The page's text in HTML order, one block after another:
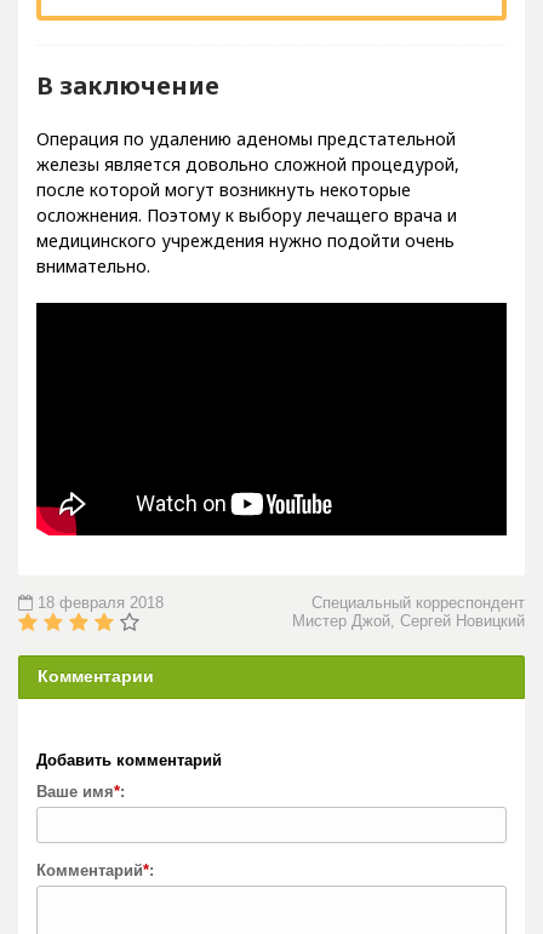
В заключение
Операция по удалению аденомы предстательной
железы является довольно сложной процедурой,
после которой могут возникнуть некоторые
осложнения. Поэтому к выбору лечащего врача и
медицинского учреждения нужно подойти очень
внимательно.
Специальный корреспондент
Мистер Джой, Сергей Новицкий
18 февраля 2018
Комментарии
Добавить комментарий
Ваше имя*:
Комментарий*: